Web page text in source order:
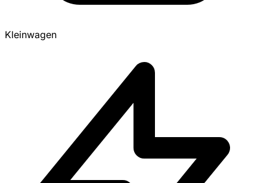
Kleinwagen